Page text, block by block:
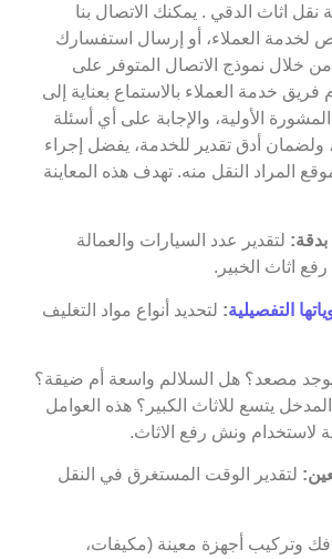
اثاث الدقي . يمكنك الاتصال بنا
لخدمة العملاء، أو إرسال استفسارك
من خلال نموذج الاتصال المتوفر على
فريق خدمة العملاء بالاستماع بعناية إلى
الأولية، والإجابة على أي أسئلة
أدق تقدير للخدمة، يفضل إجراء
المراد النقل منه. تهدف هذه المعاينة
بدقة: لتقدير عدد السيارات والعمالة
اثاث الخبير.
التفصيلية: لتحديد أنواع مواد التغليف
مصعد؟ هل السلالم واسعة أم ضيقة؟
يتسع للاثاث الكبير؟ هذه العوامل
لاستخدام ونش رفع الاثاث.
لتقدير الوقت المستغرق في النقل
وتركيب أجهزة معينة (مكيفات،